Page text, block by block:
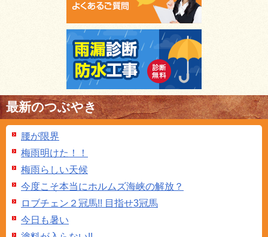
最新のつぶやき
腰が限界
梅雨明けた！！
梅雨らしい天候
今度こそ本当にホルムズ海峡の解放？
ロブチェン２冠馬!! 目指せ3冠馬
今日も暑い